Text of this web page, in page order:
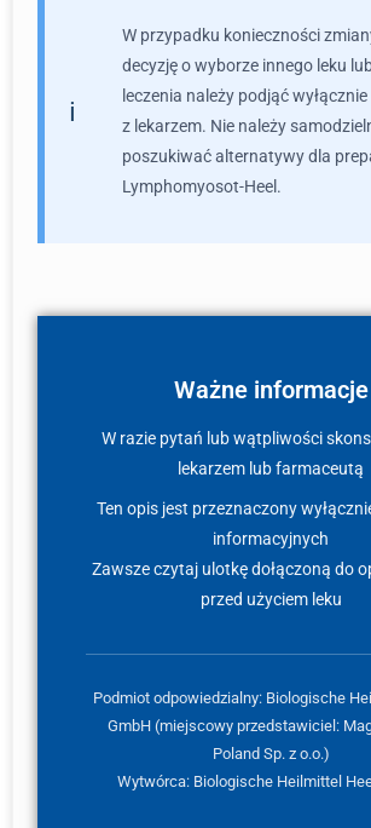
W przypadku konieczności
decyzję o wyborze innego leku
leczenia należy podjąć
z lekarzem. Nie należy
poszukiwać alternatywy dla
Lymphomyosot-Heel.
Ważne informacje
W razie pytań lub wątpliwości
lekarzem lub farmaceutą
Ten opis jest przeznaczony
informacyjnych
Zawsze czytaj ulotkę dołączoną do
przed użyciem leku
Podmiot odpowiedzialny: Biologische
GmbH (miejscowy przedstawiciel:
Poland Sp. z o.o.)
Wytwórca: Biologische Heilmittel